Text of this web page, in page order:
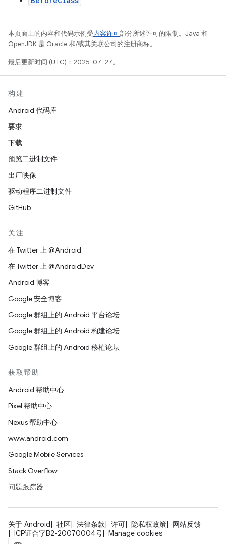
本页面上的内容和代码示例受内容许可部分所述许可的限制。Java 和
OpenJDK 是 Oracle 和/或其关联公司的注册商标。
最后更新时间 (UTC)：2025-07-27。
构建
Android 代码库
要求
下载
预览二进制文件
出厂映像
驱动程序二进制文件
GitHub
关注
在 Twitter 上 @Android
在 Twitter 上 @AndroidDev
Android 博客
Google 安全博客
Google 群组上的 Android 平台论坛
Google 群组上的 Android 构建论坛
Google 群组上的 Android 移植论坛
获取帮助
Android 帮助中心
Pixel 帮助中心
Nexus 帮助中心
www.android.com
Google Mobile Services
Stack Overflow
问题跟踪器
关于 Android 社区 法律条款 许可 隐私权政策
网站反馈
ICP证合字B2-20070004号
Manage cookies